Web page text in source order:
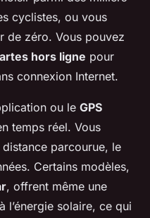
cyclistes, ou vous
de zéro. Vous pouvez
hors ligne pour
connexion Internet.
ou le GPS
temps réel. Vous
parcourue, le
Certains modèles,
, offrent même une
l’énergie solaire, ce qui